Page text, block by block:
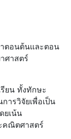
ตอนต้นและตอน
ศาสตร์
ยน ทั้งทักษะ
ารวิจัยเพื่อเป็น
ยเน้น
คณิตศาสตร์